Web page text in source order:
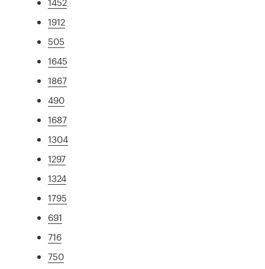
1912
505
1645
1867
490
1687
1304
1297
1324
1795
691
716
750